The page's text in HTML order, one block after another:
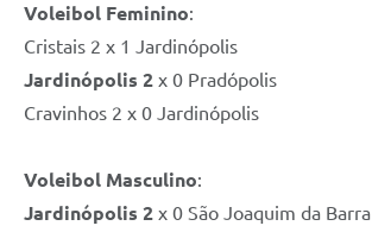
Voleibol Feminino:
Cristais 2 x 1 Jardinópolis
Jardinópolis 2 x 0 Pradópolis
Cravinhos 2 x 0 Jardinópolis
Voleibol Masculino:
Jardinópolis 2 x 0 São Joaquim da Barra